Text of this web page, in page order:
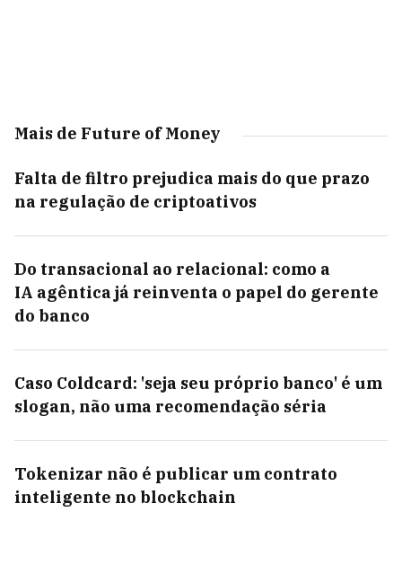
Mais de Future of Money
Falta de filtro prejudica mais do que prazo
na regulação de criptoativos
Do transacional ao relacional: como a
IA agêntica já reinventa o papel do gerente
do banco
Caso Coldcard: 'seja seu próprio banco' é um
slogan, não uma recomendação séria
Tokenizar não é publicar um contrato
inteligente no blockchain